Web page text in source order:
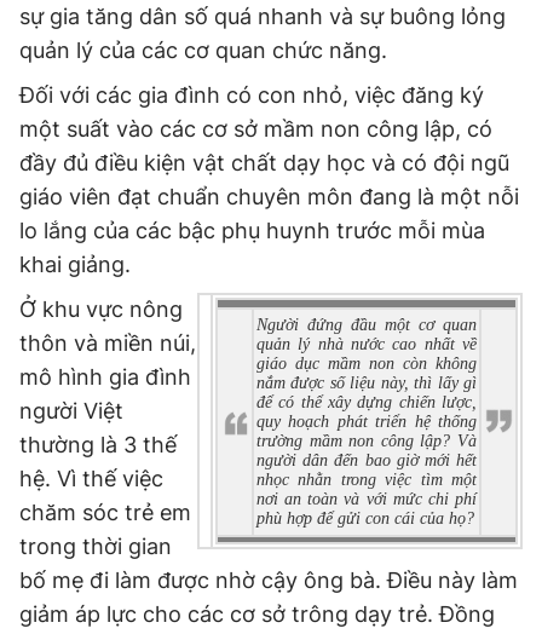
Tổng biên tập: Nguyễn Ngọc Toàn
Phó tổng biên tập thường trực: Hải Thành
Phó tổng biên tập: Lâm Hiếu Dũng
Tổng thư ký tòa soạn: Đức Trung
Giấy phép xuất bản số 110/GP - BTTTT cấp ngày 24.3.2020
© 2003-2026 Bản quyền thuộc về Báo Thanh Niên. Cấm sao
chép dưới mọi hình thức nếu không có sự chấp thuận bằng văn
bản. Phát triển bởi ePi Technologies, JSC.
sự gia tăng dân số quá nhanh và sự buông lỏng
quản lý của các cơ quan chức năng.
Đối với các gia đình có con nhỏ, việc đăng ký
một suất vào các cơ sở mầm non công lập, có
đầy đủ điều kiện vật chất dạy học và có đội ngũ
giáo viên đạt chuẩn chuyên môn đang là một nỗi
lo lắng của các bậc phụ huynh trước mỗi mùa
khai giảng.
Người đứng đầu một cơ quan
quản lý nhà nước cao nhất về
giáo dục mầm non còn không
nắm được số liệu này, thì lấy gì
để có thể xây dựng chiến lược,
quy hoạch phát triển hệ thống
trường mầm non công lập? Và
người dân đến bao giờ mới hết
nhọc nhằn trong việc tìm một
nơi an toàn và với mức chi phí
phù hợp để gửi con cái của họ?
Ở khu vực nông
thôn và miền núi,
mô hình gia đình
người Việt
thường là 3 thế
hệ. Vì thế việc
chăm sóc trẻ em
trong thời gian
bố mẹ đi làm được nhờ cậy ông bà. Điều này làm
giảm áp lực cho các cơ sở trông dạy trẻ. Đồng